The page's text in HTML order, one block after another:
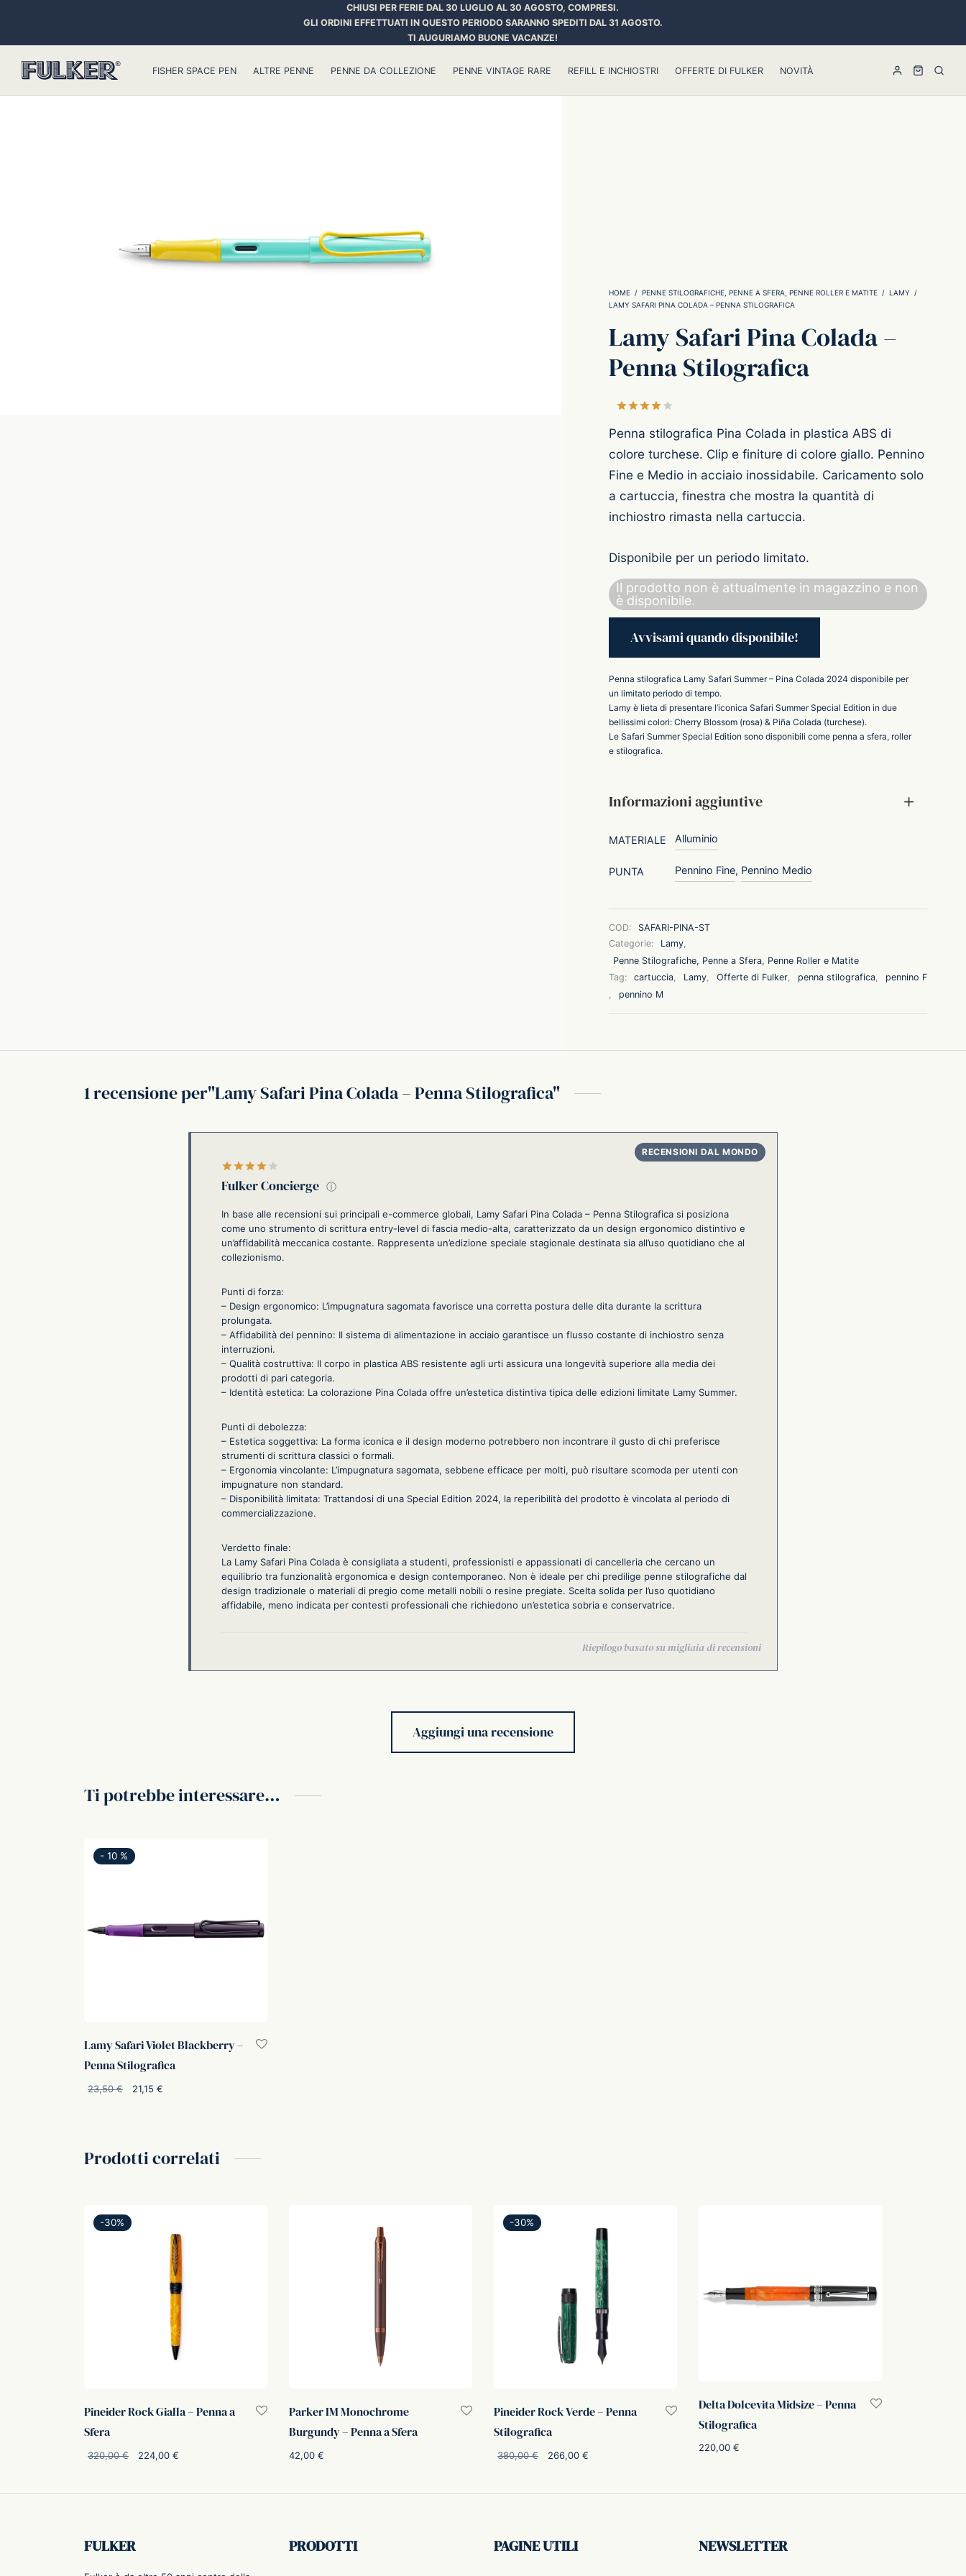
CHIUSI PER FERIE DAL 30 LUGLIO AL 30 AGOSTO, COMPRESI.
GLI ORDINI EFFETTUATI IN QUESTO PERIODO SARANNO SPEDITI DAL 31 AGOSTO.
TI AUGURIAMO BUONE VACANZE!
FISHER SPACE PEN ALTRE PENNE PENNE DA COLLEZIONE PENNE VINTAGE RARE REFILL E INCHIOSTRI OFFERTE DI FULKER NOVITÀ
HOME / PENNE STILOGRAFICHE, PENNE A SFERA, PENNE ROLLER E MATITE / LAMY
/
LAMY SAFARI PINA COLADA – PENNA STILOGRAFICA
Lamy Safari Pina Colada –
Penna Stilografica
Penna stilografica Pina Colada in plastica ABS di
colore turchese. Clip e finiture di colore giallo. Pennino
Fine e Medio in acciaio inossidabile. Caricamento solo
a cartuccia, finestra che mostra la quantità di
inchiostro rimasta nella cartuccia.
Disponibile per un periodo limitato.
Il prodotto non è attualmente in magazzino e non
è disponibile.
Penna stilografica Lamy Safari Summer – Pina Colada 2024 disponibile per
un limitato periodo di tempo.
Lamy è lieta di presentare l’iconica Safari Summer Special Edition in due
bellissimi colori: Cherry Blossom (rosa) & Piña Colada (turchese).
Le Safari Summer Special Edition sono disponibili come penna a sfera, roller
e stilografica.
Informazioni aggiuntive
MATERIALE Alluminio
PUNTA Pennino Fine, Pennino Medio
COD:
SAFARI-PINA-ST
Categorie:
Lamy,
Penne Stilografiche, Penne a Sfera, Penne Roller e Matite
Tag:
cartuccia, Lamy, Offerte di Fulker, penna stilografica,
pennino F
pennino M
1 recensione per Lamy Safari Pina Colada – Penna Stilografica
Fulker Concierge ⓘ
In base alle recensioni sui principali e-commerce globali, Lamy Safari Pina Colada – Penna Stilografica si posiziona
come uno strumento di scrittura entry-level di fascia medio-alta, caratterizzato da un design ergonomico distintivo e
un’affidabilità meccanica costante. Rappresenta un’edizione speciale stagionale destinata sia all’uso quotidiano che al
collezionismo.
Punti di forza:
– Design ergonomico: L’impugnatura sagomata favorisce una corretta postura delle dita durante la scrittura
prolungata.
– Affidabilità del pennino: Il sistema di alimentazione in acciaio garantisce un flusso costante di inchiostro senza
interruzioni.
– Qualità costruttiva: Il corpo in plastica ABS resistente agli urti assicura una longevità superiore alla media dei
prodotti di pari categoria.
– Identità estetica: La colorazione Pina Colada offre un’estetica distintiva tipica delle edizioni limitate Lamy Summer.
Punti di debolezza:
– Estetica soggettiva: La forma iconica e il design moderno potrebbero non incontrare il gusto di chi preferisce
strumenti di scrittura classici o formali.
– Ergonomia vincolante: L’impugnatura sagomata, sebbene efficace per molti, può risultare scomoda per utenti con
impugnature non standard.
– Disponibilità limitata: Trattandosi di una Special Edition 2024, la reperibilità del prodotto è vincolata al periodo di
commercializzazione.
Verdetto finale:
La Lamy Safari Pina Colada è consigliata a studenti, professionisti e appassionati di cancelleria che cercano un
equilibrio tra funzionalità ergonomica e design contemporaneo. Non è ideale per chi predilige penne stilografiche dal
design tradizionale o materiali di pregio come metalli nobili o resine pregiate. Scelta solida per l’uso quotidiano
affidabile, meno indicata per contesti professionali che richiedono un’estetica sobria e conservatrice.
Aggiungi una recensione
Ti potrebbe interessare…
- 10 %
Lamy Safari Violet Blackberry –
Penna Stilografica
23,50€
Il
23,50 €.
21,15 €
21,15 €.
Prodotti correlati
-30%
Pineider Rock Gialla – Penna a
Sfera
320,00€
Il prezzo
224,00 €
Parker IM Monochrome
Burgundy – Penna a Sfera
42,00 €
-30%
Pineider Rock Verde – Penna
Stilografica
380,00€
Il prezzo
266,00 €
Delta Dolcevita Midsize – Penna
Stilografica
220,00 €
FULKER PRODOTTI PAGINE UTILI NEWSLETTER